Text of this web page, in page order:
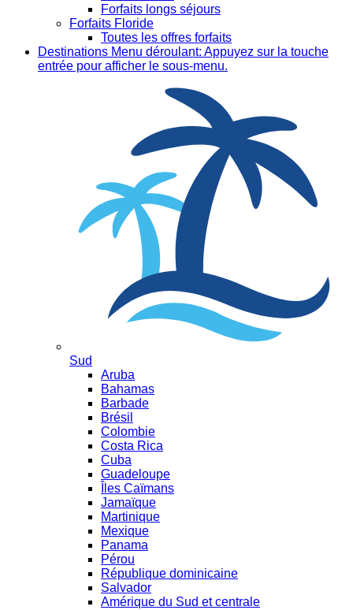
Forfaits longs séjours
Forfaits Floride
Toutes les offres forfaits
Destinations Menu déroulant: Appuyez sur la touche
entrée pour afficher le sous-menu.
Sud
Aruba
Bahamas
Barbade
Brésil
Colombie
Costa Rica
Cuba
Guadeloupe
Îles Caïmans
Jamaïque
Martinique
Mexique
Panama
Pérou
République dominicaine
Salvador
Amérique du Sud et centrale